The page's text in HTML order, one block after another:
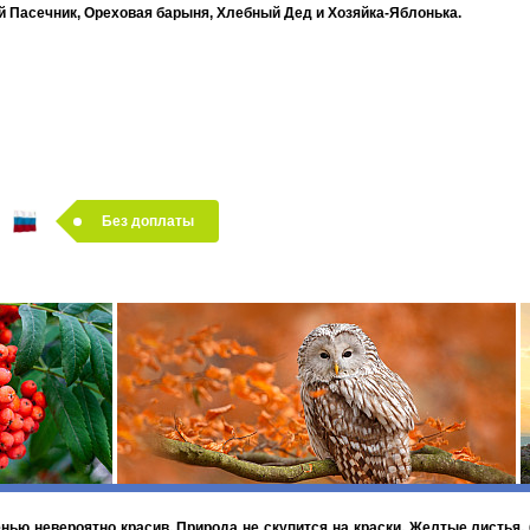
Ореховая барыня, Хлебный Дед и Хозяйка-Яблонька.
Медового, Яблочного и Хлебного (Орехового) Спасов. Всех гостей
домашнего варенья и обрядовой выпечки, ярмарка «Посад
Без доплаты